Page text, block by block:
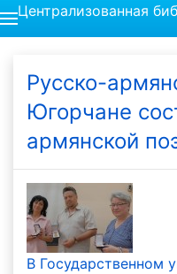
Централизованная
Русско-
Югорчане
армянской
В Государственном